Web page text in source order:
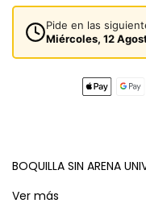
Pide en las
Miércoles, 12
BOQUILLA SIN ARENA
Ver más